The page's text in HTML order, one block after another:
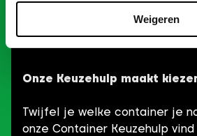
Weigeren
Hulp nodig bij
keuze?
Onze Keuzehulp maakt
Twijfel je welke container je
onze Container Keuzehulp